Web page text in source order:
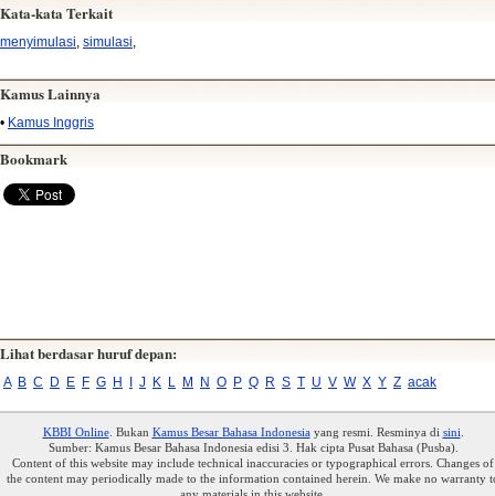
Kata-kata Terkait
menyimulasi simulasi
Kamus Lainnya
• Kamus Inggris
Bookmark
Lihat berdasar huruf depan:
A B C D E F G H J K L M N O P Q R S T U V W X Y Z acak
KBBI Online. Bukan Kamus Besar Bahasa Indonesiayang resmi. Resminya di sini
Sumber: Kamus Besar Bahasa Indonesia edisi 3. Hak cipta Pusat Bahasa (Pusba).
Content of this website may include technical inaccuracies or typographical errors. Changes of
the content may periodically made to the information contained herein. We make no warranty